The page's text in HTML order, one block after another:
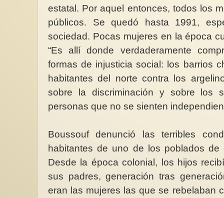
estatal. Por aquel entonces, todos los
públicos. Se quedó hasta 1991,
sociedad. Pocas mujeres en la época
“Es allí donde verdaderamente
formas de injusticia social: los barrios
habitantes del norte contra los
sobre la discriminación y sobre los
personas que no se sienten
Boussouf denunció las terribles
habitantes de uno de los poblados de
Desde la época colonial, los hijos
sus padres, generación tras
eran las mujeres las que se rebelaban